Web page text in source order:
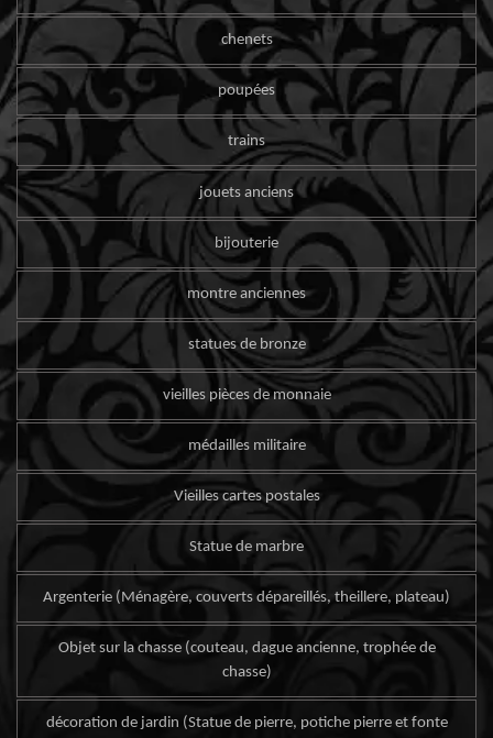
chenets
poupées
trains
jouets anciens
bijouterie
montre anciennes
statues de bronze
vieilles pièces de monnaie
médailles militaire
Vieilles cartes postales
Statue de marbre
Argenterie (Ménagère, couverts dépareillés, theillere, plateau)
Objet sur la chasse (couteau, dague ancienne, trophée de
chasse)
décoration de jardin (Statue de pierre, potiche pierre et fonte